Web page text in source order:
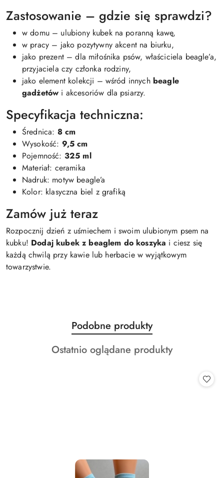
Zastosowanie – gdzie się sprawdzi?
w domu – ulubiony kubek na poranną kawę,
w pracy – jako pozytywny akcent na biurku,
jako prezent – dla miłośnika psów, właściciela beagle’a,
przyjaciela czy członka rodziny,
jako element kolekcji – wśród innych beagle
gadżetów i akcesoriów dla psiarzy.
Specyfikacja techniczna:
Średnica: 8 cm
Wysokość: 9,5 cm
Pojemność: 325 ml
Materiał: ceramika
Nadruk: motyw beagle’a
Kolor: klasyczna biel z grafiką
Zamów już teraz
Rozpocznij dzień z uśmiechem i swoim ulubionym psem na
kubku! Dodaj kubek z beaglem do koszyka i ciesz się
każdą chwilą przy kawie lub herbacie w wyjątkowym
towarzystwie.
Pomiń karuzelę produktów
Produkty
o
statusie:
Podobne produkty
Produkty
Ostatnio oglądane produkty